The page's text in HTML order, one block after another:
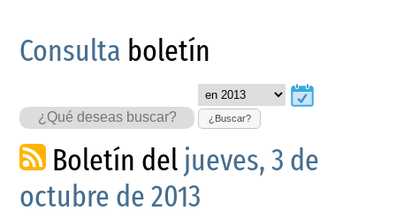
Consulta boletín
¿Buscar?
Boletín del jueves, 3 de
octubre de 2013